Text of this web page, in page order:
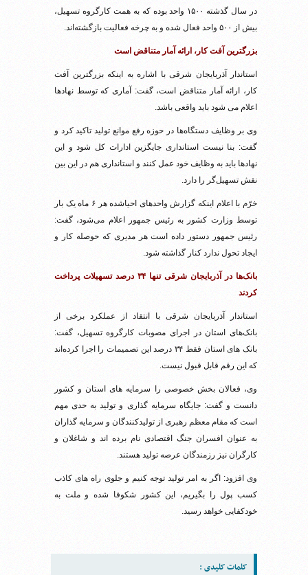
در سال گذشته ۱۵۰۰ واحد بوده که به همت کارگروه تسهیل،
بیش از ۵۰۰ واحد فعال شده و به چرخه فعالیت بازگشته‌اند.
بزرگترین آفت کار، ارائه آمار متناقض است
استاندار آذربایجان شرقی با اشاره به اینکه بزرگترین آفت
کار، ارائه آمار متناقض است، گفت: آماری که توسط نهادها
اعلام می شود باید واقعی باشد.
وی بر وظایف دستگاه‌ها در حوزه رفع موانع تولید تاکید کرد و
گفت: بنا نیست استانداری جایگزین ادارات کل شود و این
نهادها باید به وظایف خود عمل کنند و استانداری هم در این بین
نقش تسهیل‌گر را دارد.
خرّم با اعلام اینکه گزارش واحدهای احیاشده هر ۶ ماه یک بار
توسط وزارت کشور به رئیس جمهور اعلام می‌شود، گفت:
رئیس جمهور دستور داده است هر مدیری که حوصله کار و
ایجاد تحول ندارد کنار گذاشته شود.
بانک‌ها در آذربایجان شرقی تنها ۳۴ درصد تسهیلات پرداخت
کردند
استاندار آذربایجان شرقی با انتقاد از عملکرد برخی از
بانک‌های استان در اجرای مصوبات کارگروه تسهیل، گفت:
بانک های استان فقط ۳۴ درصد این تصمیمات را اجرا کرده‌اند
که این رقم قابل قبول نیست.
وی، فعالان بخش خصوصی را سرمایه های استان و کشور
دانست و گفت: جایگاه سرمایه گذاری و تولید به حدی مهم
است که مقام معظم رهبری از تولیدکنندگان و سرمایه گذاران
به عنوان افسران جنگ اقتصادی نام برده اند و شاغلان و
کارگران نیز رزمندگان عرصه تولید هستند.
وی افزود: اگر به امر تولید توجه کنیم و جلوی راه های کاذب
کسب پول را بگیریم، این کشور شکوفا شده و ملت به
خودکفایی خواهد رسید.
کلمات کلیدی :